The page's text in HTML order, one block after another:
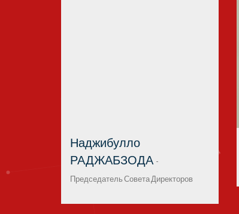
Наджибулло
РАДЖАБЗОДА -
Председатель Совета Директоров